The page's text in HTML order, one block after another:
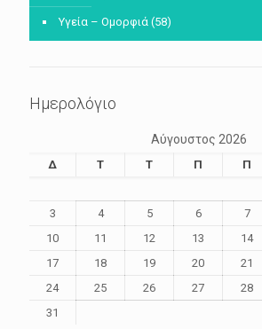
Υγεία – Ομορφιά (58)
Ημερολόγιο
Αύγουστος 2026
Δ Τ Τ Π Π
3
4 5 6 7
10
11 12 13 14
17
18 19 20 21
24
25 26 27 28
31